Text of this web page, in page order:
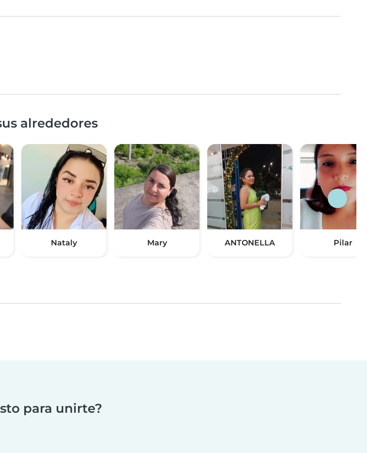
alrededores
Nataly Mary ANTONELLA Pilar
para unirte?